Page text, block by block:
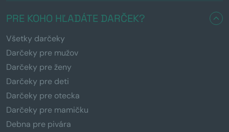
PRE KOHO HĽADÁTE DARČEK?
Všetky darčeky
Darčeky pre mužov
Darčeky pre ženy
Darčeky pre deti
Darčeky pre otecka
Darčeky pre mamičku
Debna pre pivára